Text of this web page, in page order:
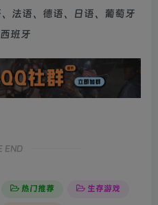
法语、德语、日语、葡萄牙
班牙
END
热门推荐 生存游戏